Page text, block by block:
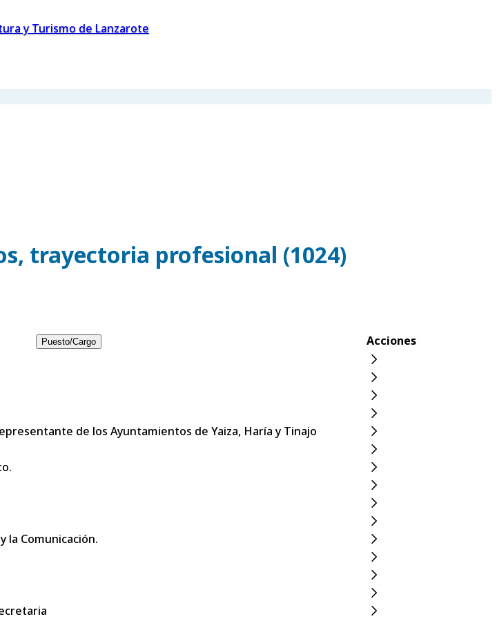
y Turismo de Lanzarote
trayectoria profesional (1024)
Puesto/Cargo
Acciones
de los Ayuntamientos de Yaiza, Haría y Tinajo
la Comunicación.